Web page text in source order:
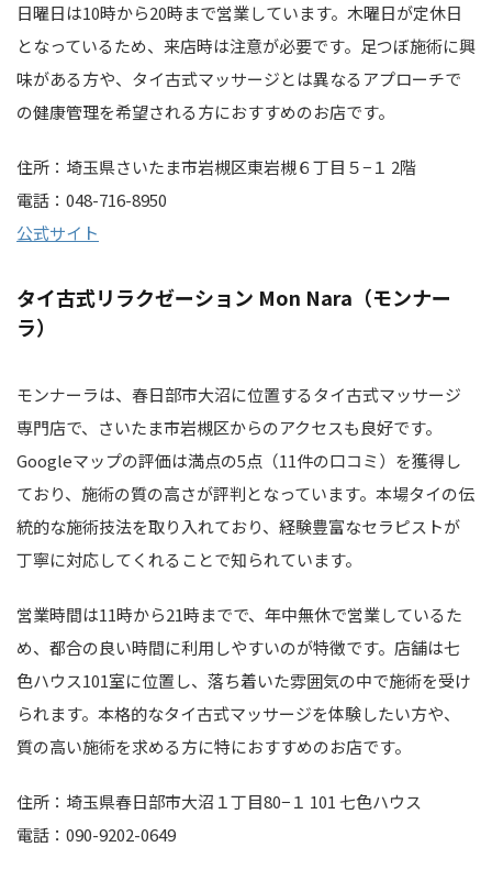
日曜日は10時から20時まで営業しています。木曜日が定休日
となっているため、来店時は注意が必要です。足つぼ施術に興
味がある方や、タイ古式マッサージとは異なるアプローチで
の健康管理を希望される方におすすめのお店です。
住所：埼玉県さいたま市岩槻区東岩槻６丁目５−１ 2階
電話：048-716-8950
公式サイト
タイ古式リラクゼーション Mon Nara（モンナー
ラ）
モンナーラは、春日部市大沼に位置するタイ古式マッサージ
専門店で、さいたま市岩槻区からのアクセスも良好です。
Googleマップの評価は満点の5点（11件の口コミ）を獲得し
ており、施術の質の高さが評判となっています。本場タイの伝
統的な施術技法を取り入れており、経験豊富なセラピストが
丁寧に対応してくれることで知られています。
営業時間は11時から21時までで、年中無休で営業しているた
め、都合の良い時間に利用しやすいのが特徴です。店舗は七
色ハウス101室に位置し、落ち着いた雰囲気の中で施術を受け
られます。本格的なタイ古式マッサージを体験したい方や、
質の高い施術を求める方に特におすすめのお店です。
住所：埼玉県春日部市大沼１丁目80−１ 101 七色ハウス
電話：090-9202-0649